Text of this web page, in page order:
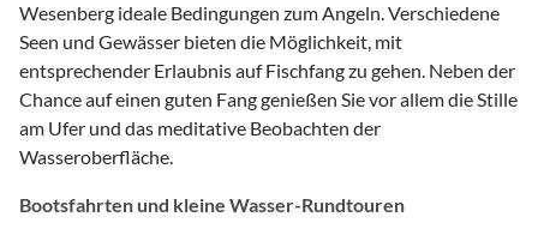
Wesenberg ideale Bedingungen zum Angeln. Verschiedene
Seen und Gewässer bieten die Möglichkeit, mit
entsprechender Erlaubnis auf Fischfang zu gehen. Neben der
Chance auf einen guten Fang genießen Sie vor allem die Stille
am Ufer und das meditative Beobachten der
Wasseroberfläche.
Bootsfahrten und kleine Wasser-Rundtouren